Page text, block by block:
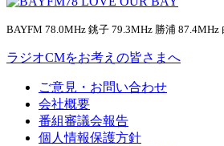
BAYFM 78.0MHz 銚子 79.3MHz 勝浦 87.4MHz
ラジオCMをお考えの皆さまへ
ご意見・お問い合わせ
会社概要
番組審議会報告
個人情報保護方針